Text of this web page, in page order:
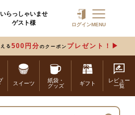
いらっしゃいませ
ゲスト様
ログインMENU
る 500円分 のクーポン プレゼント！
スイーツ
紙袋・
グッズ
ギフト
レビュー
一覧